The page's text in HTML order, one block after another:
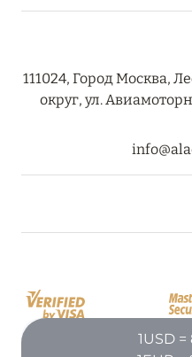
111024, Город Москва,
округ, ул.
1USD